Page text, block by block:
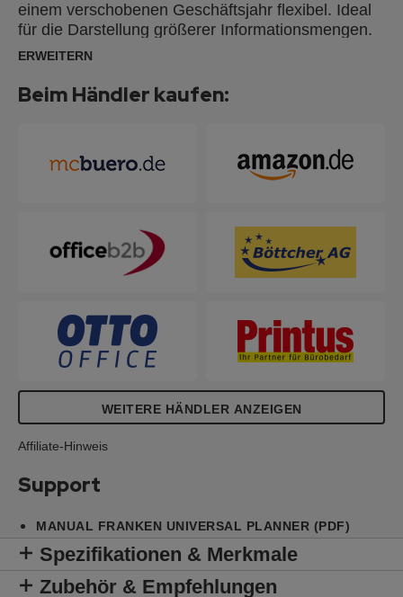
einem verschobenen Geschäftsjahr flexibel. Ideal
für die Darstellung größerer Informationsmengen.
Die T-Karten sind ideal für umfangreiche
auf dem oberen Sichtrand der T-Karten notiert.
ERWEITERN
Beim Händler kaufen:
WEITERE HÄNDLER ANZEIGEN
Affiliate-Hinweis
Support
MANUAL FRANKEN UNIVERSAL PLANNER (PDF)
Spezifikationen & Merkmale
Zubehör & Empfehlungen